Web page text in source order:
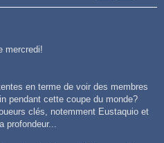
mercredi!
en terme de voir des membres
pendant cette coupe du monde?
clés, notemment Eustaquio et
profondeur...